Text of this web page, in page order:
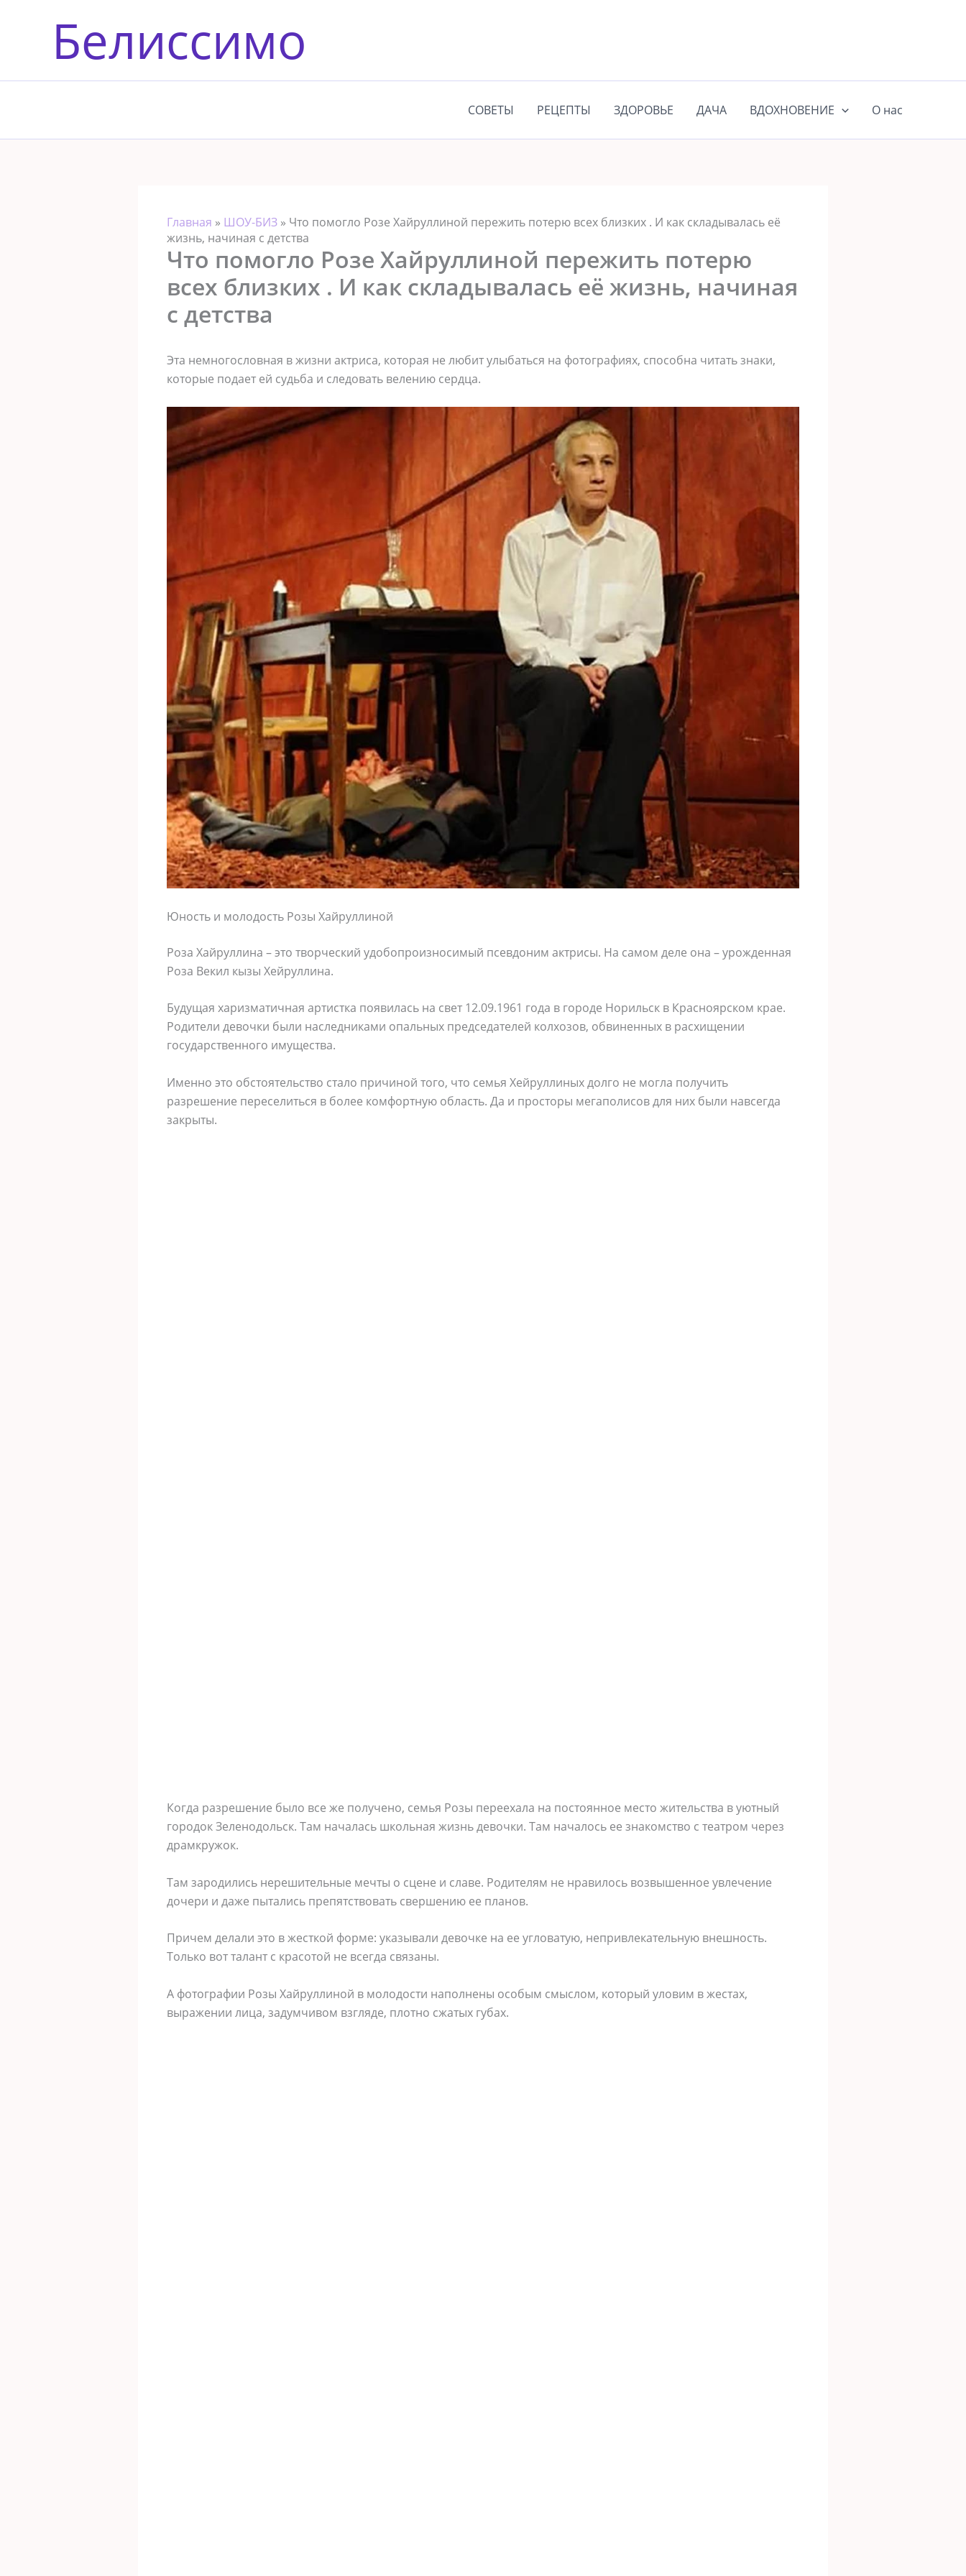
содержимомуБелиссимо
СОВЕТЫ РЕЦЕПТЫ ЗДОРОВЬЕ ДАЧА ВДОХНОВЕНИЕ О нас
Главная » ШОУ-БИЗ » Что помогло Розе Хайруллиной пережить потерю всех близких . И как складывалась её
жизнь, начиная с детства
Что помогло Розе Хайруллиной пережить потерю
всех близких . И как складывалась её жизнь, начиная
с детства
Эта немногословная в жизни актриса, которая не любит улыбаться на фотографиях, способна читать знаки,
которые подает ей судьба и следовать велению сердца.
Юность и молодость Розы Хайруллиной
Роза Хайруллина – это творческий удобопроизносимый псевдоним актрисы. На самом деле она – урожденная
Роза Векил кызы Хейруллина.
Будущая харизматичная артистка появилась на свет 12.09.1961 года в городе Норильск в Красноярском крае.
Родители девочки были наследниками опальных председателей колхозов, обвиненных в расхищении
государственного имущества.
Именно это обстоятельство стало причиной того, что семья Хейруллиных долго не могла получить
разрешение переселиться в более комфортную область. Да и просторы мегаполисов для них были навсегда
закрыты.
Когда разрешение было все же получено, семья Розы переехала на постоянное место жительства в уютный
городок Зеленодольск. Там началась школьная жизнь девочки. Там началось ее знакомство с театром через
драмкружок.
Там зародились нерешительные мечты о сцене и славе. Родителям не нравилось возвышенное увлечение
дочери и даже пытались препятствовать свершению ее планов.
Причем делали это в жесткой форме: указывали девочке на ее угловатую, непривлекательную внешность.
Только вот талант с красотой не всегда связаны.
А фотографии Розы Хайруллиной в молодости наполнены особым смыслом, который уловим в жестах,
выражении лица, задумчивом взгляде, плотно сжатых губах.